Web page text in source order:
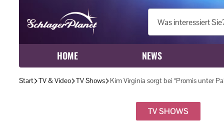
HOME NEWS
Start TV & Video TV Shows Kim Virginia sorgt bei “Promis unter
TV SHOWS